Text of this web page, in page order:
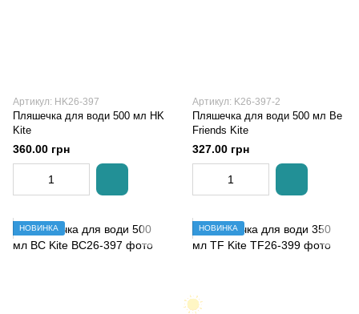
Артикул: HK26-397
Пляшечка для води 500 мл HK
Kite
360.00 грн
Артикул: K26-397-2
Пляшечка для води 500 мл Be
Friends Kite
327.00 грн
НОВИНКА НОВИНКА